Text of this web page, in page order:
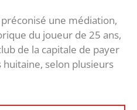
une médiation,
du joueur de 25 ans,
de la capitale de payer
huitaine, selon plusieurs